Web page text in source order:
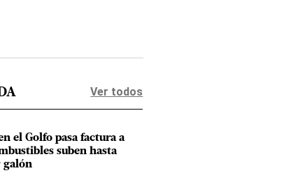
Ver todos
el Golfo pasa factura a
suben hasta
galón